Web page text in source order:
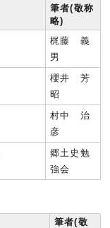
筆者(敬称
略)
梶藤 義
男
櫻井 芳
昭
村中 治
彦
郷土史勉
強会
筆者(敬